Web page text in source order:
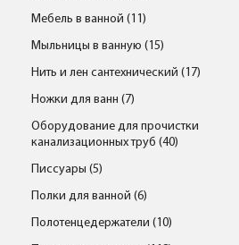
Мебель в ванной (11)
Мыльницы в ванную (15)
Нить и лен сантехнический (17)
Ножки для ванн (7)
Оборудование для прочистки
канализационных труб (40)
Писсуары (5)
Полки для ванной (6)
Полотенцедержатели (10)